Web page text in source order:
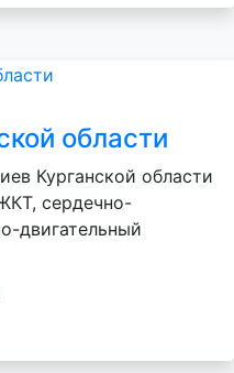
области
Курганской области
сердечно-
двигательный